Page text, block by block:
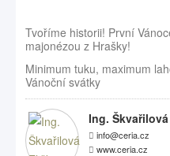
Tvoříme historii! První
majonézou z Hrašky!
Minimum tuku, maximum
Vánoční svátky
Ing.
info@ceria.cz
www.ceria.cz